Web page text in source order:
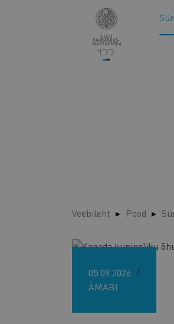
Veebileht Pood
05.09.2026
ÄMARI